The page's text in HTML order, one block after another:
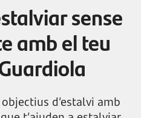
sense
amb el teu
d’estalvi amb